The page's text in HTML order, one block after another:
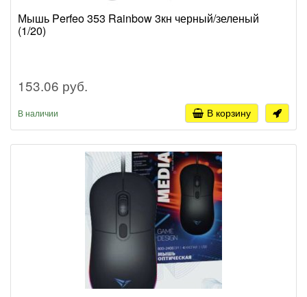
Мышь Perfeo 353 Rainbow 3кн черный/зеленый
(1/20)
153.06 руб.
В наличии В корзину